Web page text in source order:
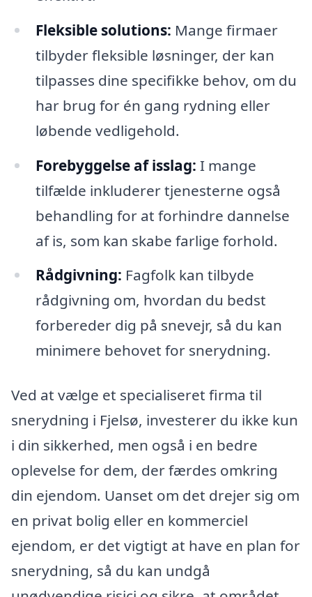
Fleksible solutions: Mange firmaer
tilbyder fleksible løsninger, der kan
tilpasses dine specifikke behov, om du
har brug for én gang rydning eller
løbende vedligehold.
Forebyggelse af isslag: I mange
tilfælde inkluderer tjenesterne også
behandling for at forhindre dannelse
af is, som kan skabe farlige forhold.
Rådgivning: Fagfolk kan tilbyde
rådgivning om, hvordan du bedst
forbereder dig på snevejr, så du kan
minimere behovet for snerydning.
Ved at vælge et specialiseret firma til
snerydning i Fjelsø, investerer du ikke kun
i din sikkerhed, men også i en bedre
oplevelse for dem, der færdes omkring
din ejendom. Uanset om det drejer sig om
en privat bolig eller en kommerciel
ejendom, er det vigtigt at have en plan for
snerydning, så du kan undgå